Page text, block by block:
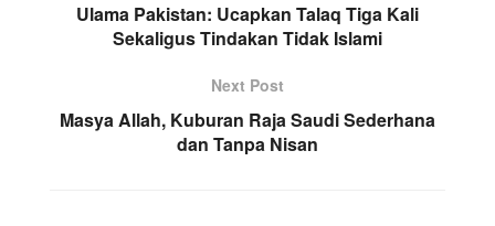
Ulama Pakistan: Ucapkan Talaq Tiga Kali
Sekaligus Tindakan Tidak Islami
Next Post
Masya Allah, Kuburan Raja Saudi Sederhana
dan Tanpa Nisan